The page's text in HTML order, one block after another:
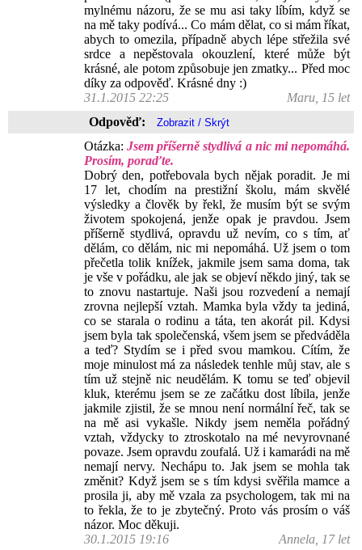
mylnému názoru, že se mu asi taky líbím, když se
na mě taky podívá... Co mám dělat, co si mám říkat,
abych to omezila, případně abych lépe střežila své
srdce a nepěstovala okouzlení, které může být
krásné, ale potom způsobuje jen zmatky... Před moc
díky za odpověď. Krásné dny :)
31.1.2015 22:25
Maru, 15 let
Odpověď:
Otázka:Jsem příšerně stydlivá a nic mi nepomáhá.
Prosím, poraďte.
Dobrý den, potřebovala bych nějak poradit. Je mi
17 let, chodím na prestižní školu, mám skvělé
výsledky a člověk by řekl, že musím být se svým
životem spokojená, jenže opak je pravdou. Jsem
příšerně stydlivá, opravdu už nevím, co s tím, ať
dělám, co dělám, nic mi nepomáhá. Už jsem o tom
přečetla tolik knížek, jakmile jsem sama doma, tak
je vše v pořádku, ale jak se objeví někdo jiný, tak se
to znovu nastartuje. Naši jsou rozvedení a nemají
zrovna nejlepší vztah. Mamka byla vždy ta jediná,
co se starala o rodinu a táta, ten akorát pil. Kdysi
jsem byla tak společenská, všem jsem se předváděla
a teď? Stydím se i před svou mamkou. Cítím, že
moje minulost má za následek tenhle můj stav, ale s
tím už stejně nic neudělám. K tomu se teď objevil
kluk, kterému jsem se ze začátku dost líbila, jenže
jakmile zjistil, že se mnou není normální řeč, tak se
na mě asi vykašle. Nikdy jsem neměla pořádný
vztah, vždycky to ztroskotalo na mé nevyrovnané
povaze. Jsem opravdu zoufalá. Už i kamarádi na mě
nemají nervy. Nechápu to. Jak jsem se mohla tak
změnit? Když jsem se s tím kdysi svěřila mamce a
prosila ji, aby mě vzala za psychologem, tak mi na
to řekla, že to je zbytečný. Proto vás prosím o váš
názor. Moc děkuji.
30.1.2015 19:16
Annela, 17 let